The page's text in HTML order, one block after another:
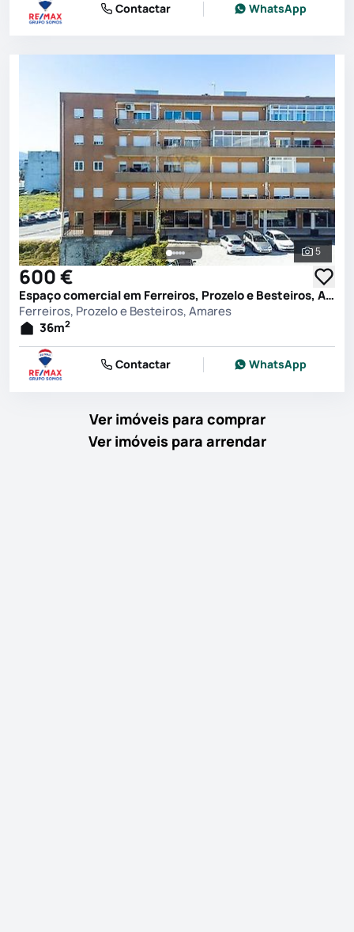
Contactar WhatsApp
Ver
5
600 €
Espaço comercial em Ferreiros, Prozelo e Besteiros, Amares
Ferreiros, Prozelo e Besteiros, Amares
36m2
Contactar WhatsApp
Ver imóveis para comprar
Ver imóveis para arrendar